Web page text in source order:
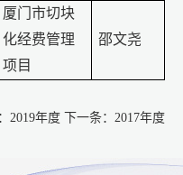
厦门市切块
化经费管理
项目
邵文尧
2019年度 下一条： 2017年度